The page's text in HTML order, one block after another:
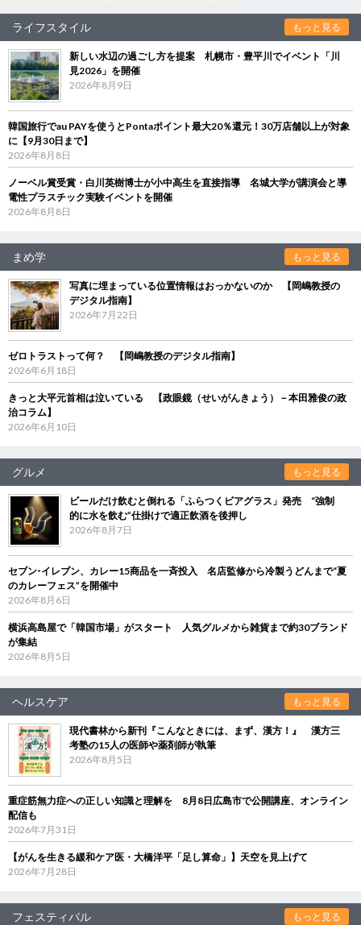
ライフスタイル もっと見る
新しい水辺の過ごし方を提案 札幌市・豊平川でイベント「川
見2026」を開催
2026年8月9日
韓国旅行でau PAYを使うとPontaポイント最大20％還元！30万店舗以上が対象
に【9月30日まで】
2026年8月8日
ノーベル賞受賞・白川英樹博士が小中高生を直接指導 名城大学が講演会と導
電性プラスチック実験イベントを開催
2026年8月8日
まめ学 もっと見る
写真に埋まっている位置情報はおっかないのか 【岡嶋教授の
デジタル指南】
2026年7月22日
ゼロトラストって何？ 【岡嶋教授のデジタル指南】
2026年6月18日
きっと大平元首相は泣いている 【政眼鏡（せいがんきょう）－本田雅俊の政
治コラム】
2026年6月10日
グルメ もっと見る
ビールだけ飲むと倒れる「ふらつくビアグラス」発売 “強制
的に水を飲む”仕掛けで適正飲酒を後押し
2026年8月7日
セブン‐イレブン、カレー15商品を一斉投入 名店監修から冷製うどんまで“夏
のカレーフェス”を開催中
2026年8月6日
横浜高島屋で「韓国市場」がスタート 人気グルメから雑貨まで約30ブランド
が集結
2026年8月5日
ヘルスケア もっと見る
現代書林から新刊『こんなときには、まず、漢方！』 漢方三
考塾の15人の医師や薬剤師が執筆
2026年8月5日
重症筋無力症への正しい知識と理解を 8月8日広島市で公開講座、オンライン
配信も
2026年7月31日
【がんを生きる緩和ケア医・大橋洋平「足し算命」】天空を見上げて
2026年7月28日
フェスティバル もっと見る